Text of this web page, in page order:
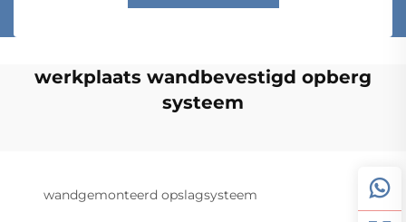
werkplaats wandbevestigd opberg
systeem
wandgemonteerd opslagsysteem